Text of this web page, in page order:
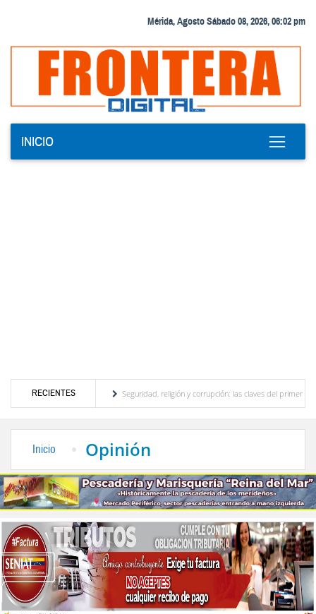
Mérida, Agosto Sábado 08, 2026, 06:02 pm
INICIO
RECIENTES
merideño
Seguridad, religión y corrupción: las claves del primer discurso
Inicio Opinión